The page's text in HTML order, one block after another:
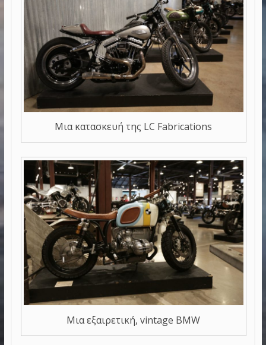
Μια κατασκευή της LC Fabrications
Μια εξαιρετική, vintage BMW